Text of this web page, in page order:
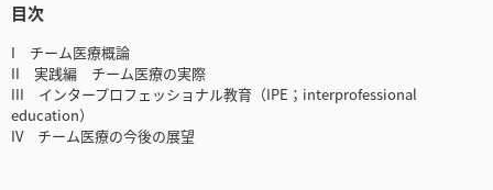
目次
I チーム医療概論
II 実践編 チーム医療の実際
III インタープロフェッショナル教育（IPE；interprofessional
education）
IV チーム医療の今後の展望